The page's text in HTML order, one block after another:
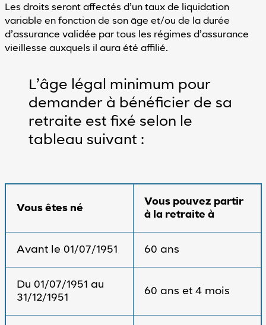
les valeurs
par défaut
Vous
avez
des
Les droits seront affectés d’un taux de liquidation
variable en fonction de son âge et/ou de la durée
d’assurance validée par tous les régimes d’assurance
vieillesse auxquels il aura été affilié.
L’âge légal minimum pour
demander à bénéficier de sa
retraite est fixé selon le
tableau suivant :
Vous êtes né
Vous pouvez partir
à la retraite à
Avant le 01/07/1951 60 ans
Du 01/07/1951 au
31/12/1951
60 ans et 4 mois